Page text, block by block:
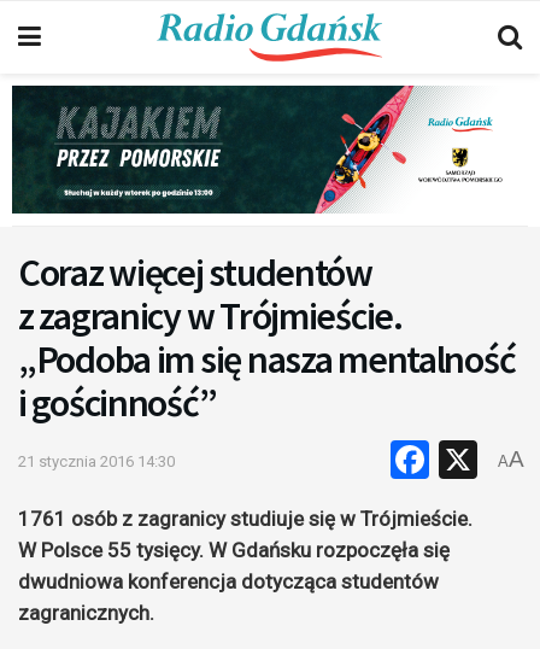
Coraz więcej studentów
z zagranicy w Trójmieście.
„Podoba im się nasza mentalność
i gościnność”
21 stycznia 2016 14:30 X
AA
1761 osób z zagranicy studiuje się w Trójmieście.
W Polsce 55 tysięcy. W Gdańsku rozpoczęła się
dwudniowa konferencja dotycząca studentów
zagranicznych.